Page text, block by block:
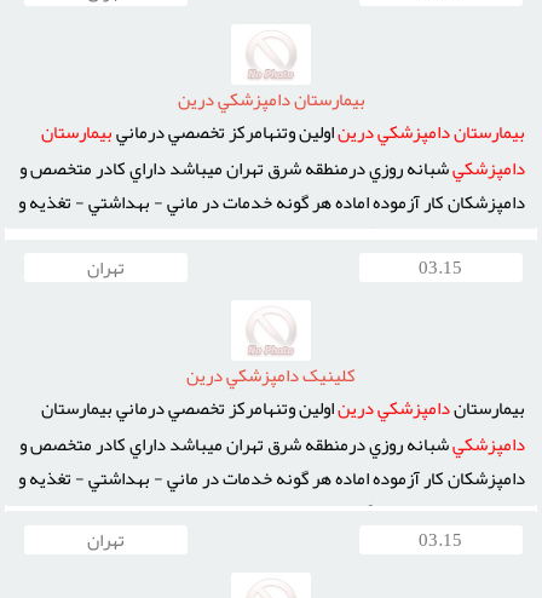
بي پناه آمده و يکي از بزرگ ترين اهداف
بيمارستان دامپزشکي درين
بيمارستاندامپزشکيدريناولين وتنهامرکز تخصصي درمانيبيمارستان
دامپزشکيشبانه روزي درمنطقه شرق تهران ميباشد داراي کادر متخصص و
دامپزشکان کار آزموده اماده هر گونه خدمات در ماني - بهداشتي - تغذيه و
تربيتي به حيوانات خانگي ميباشد
حاميان و دوستداران حيوانات خانگي بي پناه آمده و يکي از بزرگ ترين
کمک و درمان حيوانات حمايتي ...
03.15 تهران
کلينيک دامپزشکي درين
بيمارستاندامپزشکيدريناولين وتنهامرکز تخصصي درماني بيمارستان
دامپزشکيشبانه روزي درمنطقه شرق تهران ميباشد داراي کادر متخصص و
دامپزشکان کار آزموده اماده هر گونه خدمات در ماني - بهداشتي - تغذيه و
تربيتي به حيوانات خانگي ميباشد بيمارستان
بخشهاي فوق ميباشد بخش داخلي – فيزيوتراپي – پت شاپ – داروخانه –
آزمايشگاه – دندانپزشکي – جراحي – اصلاح و شستشو- ...
03.15 تهران